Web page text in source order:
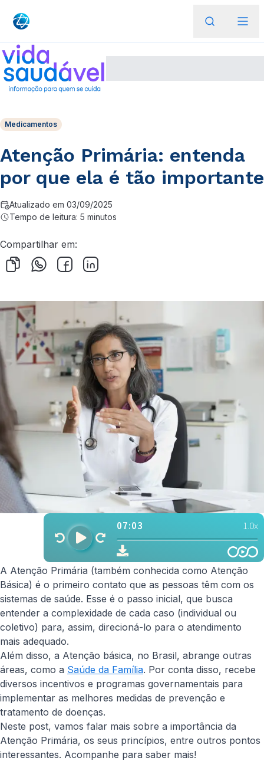
Medicamentos
Atenção Primária: entenda
por que ela é tão importante
Atualizado em 03/09/2025
Tempo de leitura: 5 minutos
Compartilhar em:
A Atenção Primária (também conhecida como Atenção
Básica) é o primeiro contato que as pessoas têm com os
sistemas de saúde. Esse é o passo inicial, que busca
entender a complexidade de cada caso (individual ou
coletivo) para, assim, direcioná-lo para o atendimento
mais adequado.
Além disso, a Atenção básica, no Brasil, abrange outras
áreas, como a Saúde da Família. Por conta disso, recebe
diversos incentivos e programas governamentais para
implementar as melhores medidas de prevenção e
tratamento de doenças.
Neste post, vamos falar mais sobre a importância da
Atenção Primária, os seus princípios, entre outros pontos
interessantes. Acompanhe para saber mais!